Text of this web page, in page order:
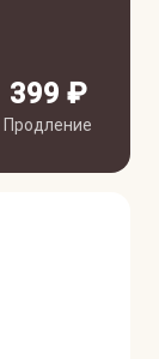
399 ₽
Продление